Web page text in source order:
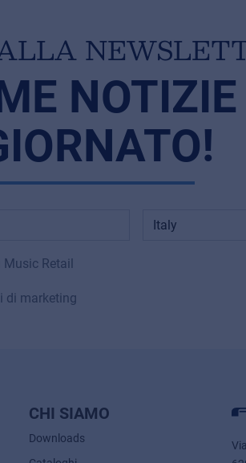
Retail
di marketing
CHI SIAMO
Downloads